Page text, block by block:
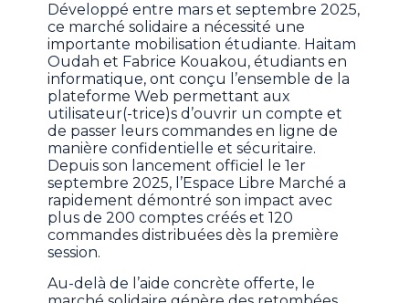
Développé entre mars et septembre 2025,
ce marché solidaire a nécessité une
importante mobilisation étudiante. Haitam
Oudah et Fabrice Kouakou, étudiants en
informatique, ont conçu l’ensemble de la
plateforme Web permettant aux
utilisateur(-trice)s d’ouvrir un compte et
de passer leurs commandes en ligne de
manière confidentielle et sécuritaire.
Depuis son lancement officiel le 1er
septembre 2025, l’Espace Libre Marché a
rapidement démontré son impact avec
plus de 200 comptes créés et 120
commandes distribuées dès la première
session.
Au-delà de l’aide concrète offerte, le